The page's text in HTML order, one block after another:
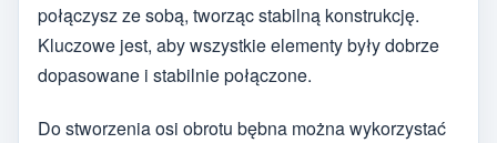
połączysz ze sobą, tworząc stabilną konstrukcję.
Kluczowe jest, aby wszystkie elementy były dobrze
dopasowane i stabilnie połączone.
Do stworzenia osi obrotu bębna można wykorzystać